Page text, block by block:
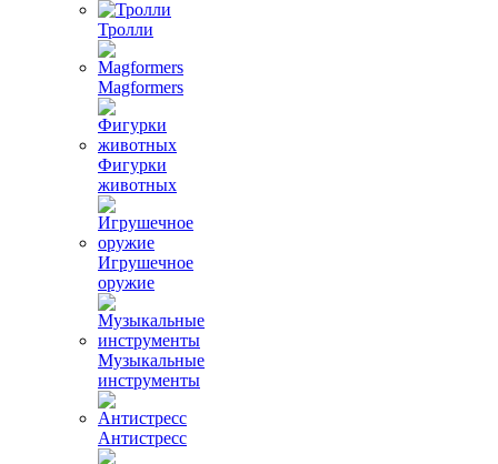
Тролли
Magformers
Фигурки
животных
Игрушечное
оружие
Музыкальные
инструменты
Антистресс